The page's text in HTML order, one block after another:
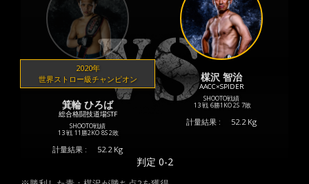
2020年
世界ストロー級チャンピオン
箕輪 ひろば
総合格闘技道場STF
SHOOTO戦績
13 戦 11勝2KO 8S 2敗
計量結果 : 52.2 Kg
楳沢 智治
AACC×SPIDER
SHOOTO戦績
13 戦 6勝1KO 2S 7敗
計量結果 : 52.2 Kg
判定 0-2